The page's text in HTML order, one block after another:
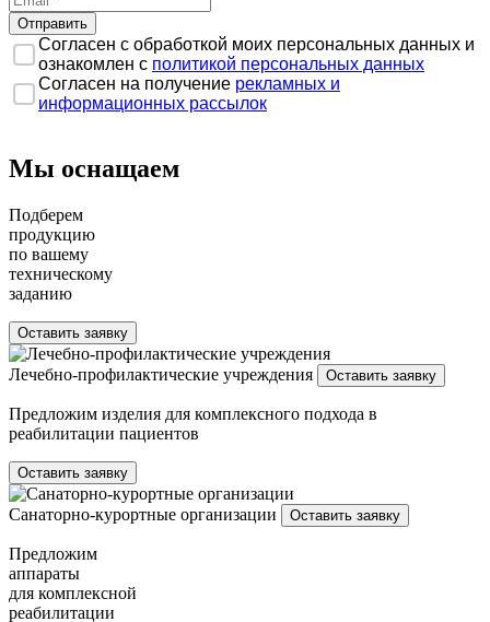
Согласен с обработкой моих персональных данных и
ознакомлен с политикой персональных данных
Согласен на получение рекламных и
информационных рассылок
Мы оснащаем
Подберем
продукцию
по вашему
техническому
заданию
Оставить заявку
Лечебно-профилактические учреждения Оставить заявку
Предложим изделия для комплексного подхода в
реабилитации пациентов
Оставить заявку
Санаторно-курортные организации Оставить заявку
Предложим
аппараты
для комплексной
реабилитации